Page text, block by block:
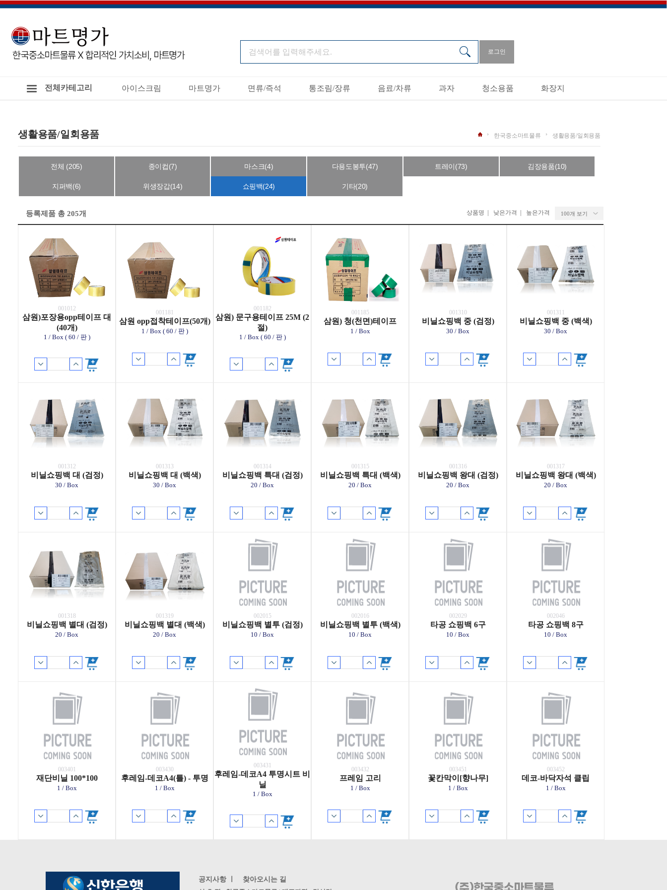
로그인
전체카테고리 아이스크림 마트명가 면류/즉석 통조림/장류 음료/차류 과자 청소용품 화장지
생활용품/일회용품 한국중소마트물류 생활용품/일회용품
전체 (205) 종이컵(7) 마스크(4) 다용도봉투(47) 트레이(73) 김장용품(10)
지퍼백(6) 위생장갑(14) 쇼핑백(24) 기타(20)
등록제품 총 205개 상품명 | 낮은가격 | 높은가격
001012
삼원)포장용opp테이프 대
(40개)
1 / Box ( 60 / 판 )
001181
삼원 opp접착테이프(50개)
1 / Box ( 60 / 판 )
001182
삼원) 문구용테이프 25M (2
절)
1 / Box ( 60 / 판 )
001185
삼원) 청(천면)테이프
1 / Box
001310
비닐쇼핑백 중 (검정)
30 / Box
001311
비닐쇼핑백 중 (백색)
30 / Box
001312
비닐쇼핑백 대 (검정)
30 / Box
001313
비닐쇼핑백 대 (백색)
30 / Box
001314
비닐쇼핑백 특대 (검정)
20 / Box
001315
비닐쇼핑백 특대 (백색)
20 / Box
001316
비닐쇼핑백 왕대 (검정)
20 / Box
001317
비닐쇼핑백 왕대 (백색)
20 / Box
001318
비닐쇼핑백 별대 (검정)
20 / Box
001319
비닐쇼핑백 별대 (백색)
20 / Box
002015
비닐쇼핑백 별투 (검정)
10 / Box
002016
비닐쇼핑백 별투 (백색)
10 / Box
002029
타공 쇼핑백 6구
10 / Box
002046
타공 쇼핑백 8구
10 / Box
003401
재단비닐 100*100
1 / Box
003430
후레임-데코A4(틀) - 투명
1 / Box
003431
후레임-데코A4 투명시트 비
닐
1 / Box
003432
프레임 고리
1 / Box
003451
꽃칸막이[향나무]
1 / Box
003452
데코-바닥자석 클립
1 / Box
공지사항 ㅣ
찾아오시는 길